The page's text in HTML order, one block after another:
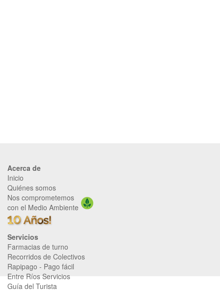
Acerca de
Inicio
Quiénes somos
Nos comprometemos
con el Medio Ambiente
Servicios
Farmacias de turno
Recorridos de Colectivos
Rapipago - Pago fácil
Entre Ríos Servicios
Guía del Turista